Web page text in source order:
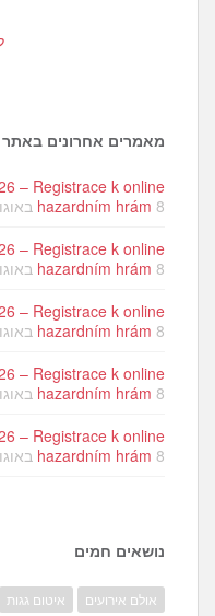
מאמרים אחרונים באתר
– Registrace k online
hazardním hrám 8 באוגוסט 2026
– Registrace k online
hazardním hrám 8 באוגוסט 2026
– Registrace k online
hazardním hrám 8 באוגוסט 2026
– Registrace k online
hazardním hrám 8 באוגוסט 2026
– Registrace k online
hazardním hrám 8 באוגוסט 2026
נושאים חמים
אולם אירועים איטום גגות